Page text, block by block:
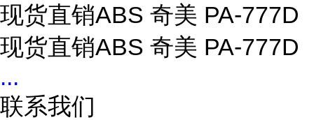
现货直销ABS 奇美 PA-777D
现货直销ABS 奇美 PA-777D
...
联系我们